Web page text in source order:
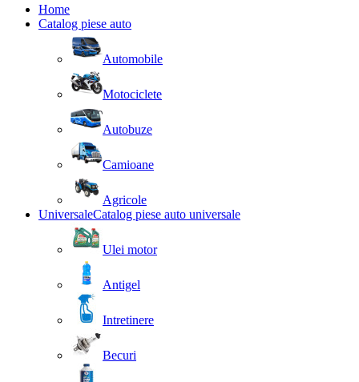
Home
Catalog piese auto
Automobile
Motociclete
Autobuze
Camioane
Agricole
UniversaleCatalog piese auto universale
Ulei motor
Antigel
Intretinere
Becuri